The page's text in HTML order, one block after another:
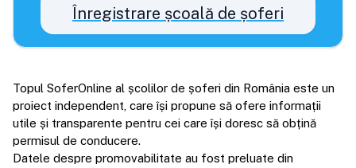
Înregistrare școală de șoferi
Topul SoferOnline al școlilor de șoferi din România este un
proiect independent, care își propune să ofere informații
utile și transparente pentru cei care își doresc să obțină
permisul de conducere.
Datele despre promovabilitate au fost preluate din